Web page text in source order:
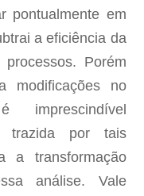
pontualmente em
a eficiência da
Porém
modificações no
trazida por tais
a transformação
análise. Vale